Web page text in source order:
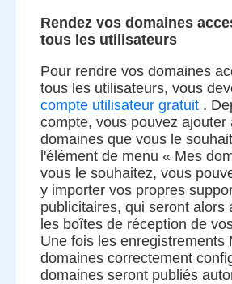
Rendez vos domaines
tous les utilisateurs
Pour rendre vos domaines
tous les utilisateurs, vous
compte utilisateur gratuit .
compte, vous pouvez ajouter
domaines que vous le
l'élément de menu « Mes
vous le souhaitez, vous
y importer vos propres
publicitaires, qui seront alors
les boîtes de réception de
Une fois les enregistrements
domaines correctement
domaines seront publiés